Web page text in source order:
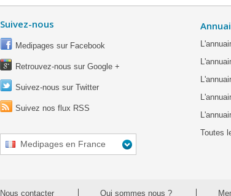
Suivez-nous
Medipages sur Facebook
Retrouvez-nous sur Google +
Suivez-nous sur Twitter
Suivez nos flux RSS
Medipages en France
Toutes
Nous contacter Qui sommes nous ?